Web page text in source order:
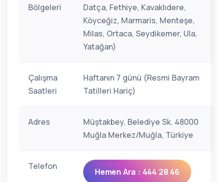
Bölgeleri
Datça, Fethiye, Kavaklıdere,
Köyceğiz, Marmaris, Menteşe,
Milas, Ortaca, Seydikemer, Ula,
Yatağan)
Çalışma
Saatleri
Haftanın 7 günü (Resmi Bayram
Tatilleri Hariç)
Adres
Müştakbey, Belediye Sk. 48000
Muğla Merkez/Muğla, Türkiye
Telefon
Hemen Ara : 444 28 46